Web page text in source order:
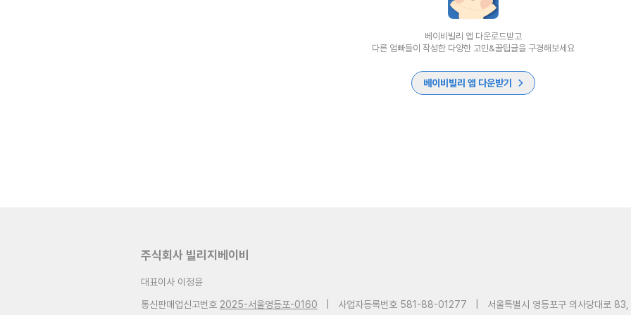
베이비빌리 앱 다운로드받고
다른 엄빠들이 작성한 다양한 고민&꿀팁글을 구경해보세요
베이비빌리 앱 다운받기
주식회사 빌리지베이비
대표이사 이정윤
통신판매업신고번호 2025-서울영등포-0160 사업자등록번호 581-88-01277 서울특별시 영등포구 의사당대로